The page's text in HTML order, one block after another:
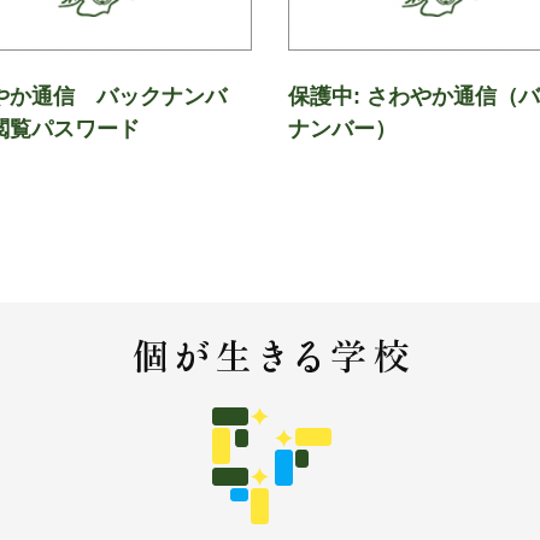
か通信 バックナンバ
パスワード
保護中: さわやか通信（
ナンバー）